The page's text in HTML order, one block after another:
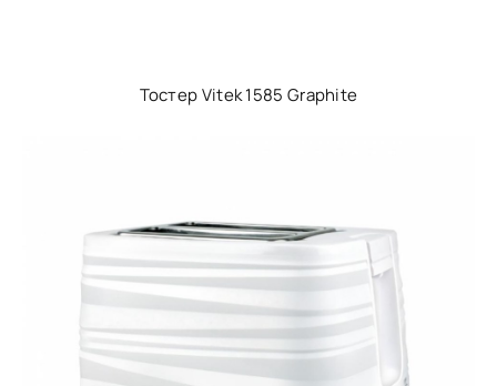
Тостер Vitek 1585 Graphite